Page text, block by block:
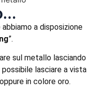
a disposizione
”.
sul metallo lasciando
lasciare a vista
in colore oro.